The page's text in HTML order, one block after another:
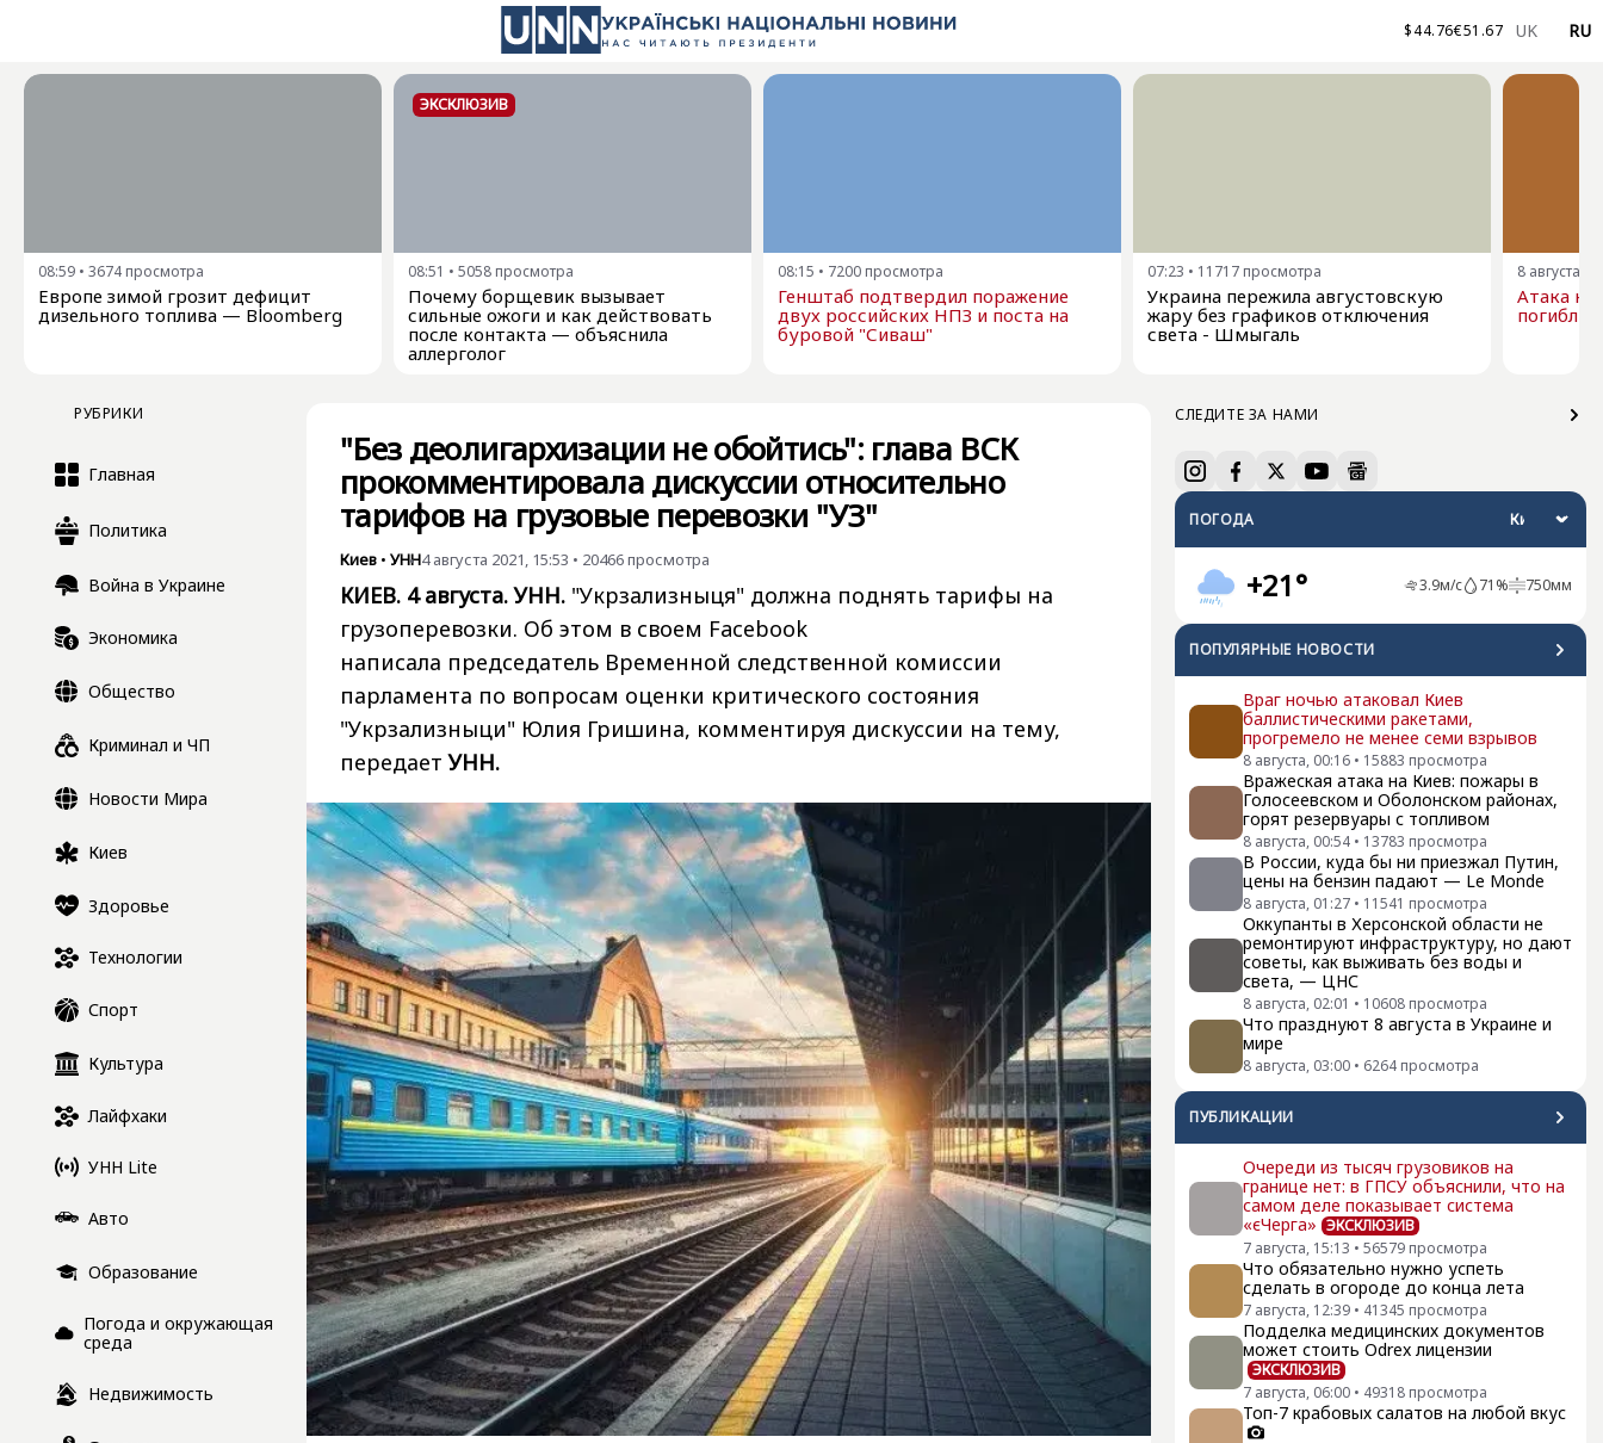
$44.76€51.67 UK RU
08:59 • 3674 просмотра
Европе зимой грозит дефицит
дизельного топлива — Bloomberg
ЭКСКЛЮЗИВ
08:51 • 5058 просмотра
Почему борщевик вызывает
сильные ожоги и как действовать
после контакта — объяснила
аллерголог
08:15 • 7200 просмотра
Генштаб подтвердил поражение
двух российских НПЗ и поста на
буровой "Сиваш"
07:23 • 11717 просмотра
Украина пережила августовскую
жару без графиков отключения
света - Шмыгаль
8 августа,
Атака на
погибли,
РУБРИКИ
Главная
Политика
Война в Украине
Экономика
Общество
Криминал и ЧП
Новости Мира
Киев
Здоровье
Технологии
Спорт
Культура
Лайфхаки
УНН Lite
Авто
Образование
Погода и окружающая
среда
Недвижимость
СЛЕДИТЕ ЗА НАМИ
ПОГОДА
+21° 3.9м/с 71 % 750мм
ПОПУЛЯРНЫЕ НОВОСТИ
Враг ночью атаковал Киев
баллистическими ракетами,
прогремело не менее семи взрывов
8 августа, 00:16 • 15883 просмотра
Вражеская атака на Киев: пожары в
Голосеевском и Оболонском районах,
горят резервуары с топливом
8 августа, 00:54 • 13783 просмотра
В России, куда бы ни приезжал Путин,
цены на бензин падают — Le Monde
8 августа, 01:27 • 11541 просмотра
Оккупанты в Херсонской области не
ремонтируют инфраструктуру, но дают
советы, как выживать без воды и
света, — ЦНС
8 августа, 02:01 • 10608 просмотра
Что празднуют 8 августа в Украине и
мире
8 августа, 03:00 • 6264 просмотра
ПУБЛИКАЦИИ
Очереди из тысяч грузовиков на
границе нет: в ГПСУ объяснили, что на
самом деле показывает система
«єЧерга» ЭКСКЛЮЗИВ
7 августа, 15:13 • 56579 просмотра
Что обязательно нужно успеть
сделать в огороде до конца лета
7 августа, 12:39 • 41345 просмотра
Подделка медицинских документов
может стоить Odrex лицензии
ЭКСКЛЮЗИВ
7 августа, 06:00 • 49318 просмотра
Топ-7 крабовых салатов на любой вкус
"Без деолигархизации не обойтись": глава ВСК
прокомментировала дискуссии относительно
тарифов на грузовые перевозки "УЗ"
Киев • УНН4 августа 2021, 15:53 • 20466просмотра
КИЕВ. 4 августа. УНН. "Укрзализныця" должна поднять тарифы на
грузоперевозки. Об этом в своем Facebook
написала председатель Временной следственной комиссии
парламента по вопросам оценки критического состояния
"Укрзализныци" Юлия Гришина, комментируя дискуссии на тему,
передаетУНН.